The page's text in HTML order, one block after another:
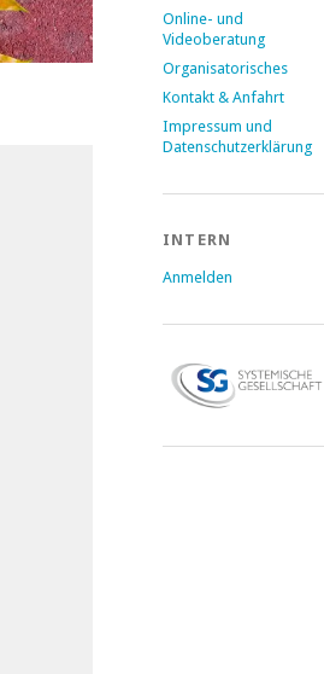
Online- und
Videoberatung
Organisatorisches
Kontakt & Anfahrt
Impressum und
Datenschutzerklärung
INTERN
Anmelden